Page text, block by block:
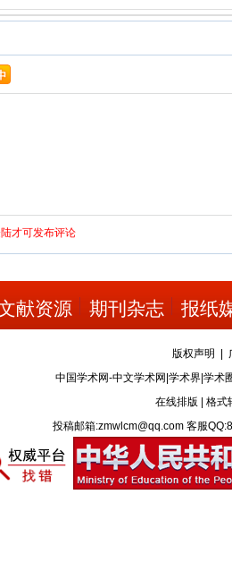
献资源 期刊杂志 报纸
版权声明
中国学术网-中文学术网|学术界|学术
在线排版
格式
投稿邮箱:zmwlcm@qq.com 客服